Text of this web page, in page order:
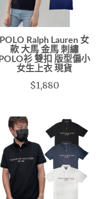
POLO Ralph Lauren 女
款 大馬 金馬 刺繡
POLO衫 雙扣 版型偏小
女生上衣 現貨
$1,880